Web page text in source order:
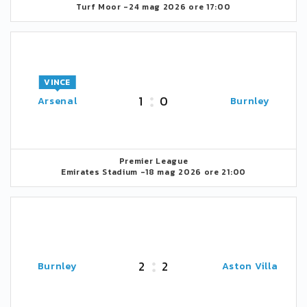
Turf Moor -24 mag 2026 ore 17:00
Arsenal
VINCE
1 0 Burnley
Premier League
Emirates Stadium -18 mag 2026 ore 21:00
Burnley 2 2 Aston Villa